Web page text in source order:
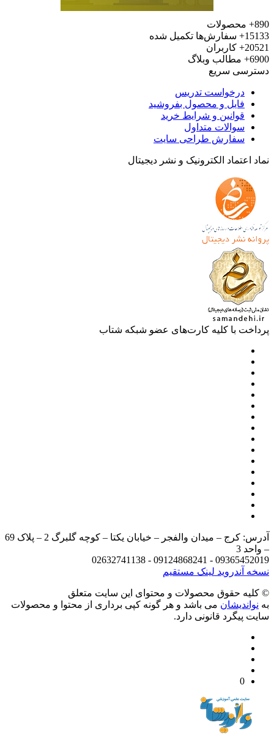
محصولات
سفارش‌ها تکمیل شده
کاربران
مطالب وبلاگ
سریع
درخواست تدریس
فایل و محصول بفروشید
قوانین و شرایط خرید
سوالات متداول
سفارش طراحی سایت
اعتماد الکترونیک و نشر دیجیتال
با کلیه کارت‌های عضو شبکه شتاب
آدرس: کرج – میدان والفجر – خیابان یکتا – کوچه گلبرگ 2 – پلاک 69
3
09365452019 - 09124868241 -
آندرویدلینک مستقیم
حقوق محصولات و محتوای اين سایت متعلق
می باشد و هر گونه کپی برداری از محتوا و محصولات
پیگرد قانونی دارد.